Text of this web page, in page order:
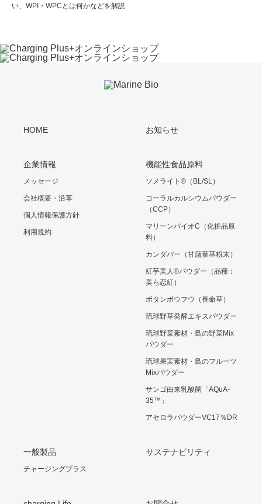
い、WPI・WPCとは何かなどを解説
HOME お知らせ
企業情報
メッセージ
会社概要・沿革
個人情報保護方針
利用規約
機能性食品原料
ソメライト®（BL/SL）
コーラルカルシウムパウダー
（CCP）
マリーンバイオC（化粧品原
料）
カンダバー（甘藷葉茎粉末）
紅芋美人®パウダー（品種：
美ら恋紅）
ボタンボウフウ（長命草）
琉球野草発酵エキスパウダー
琉球野菜素材・島の野菜Mix
パウダー
琉球果実素材・島のフルーツ
Mixパウダー
サンゴ由来乳酸菌「AQuA-
35™」
アセロラパウダーVC17％DR
一般製品
チャージングプラス
サステナビリティ